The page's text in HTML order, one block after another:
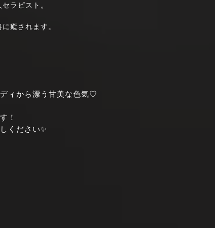
ラピスト。
癒されます。
ィから漂う甘美な色気♡
！
ください✨